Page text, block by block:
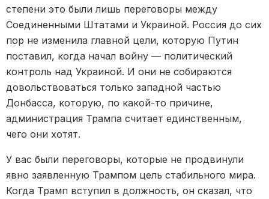
степени это были лишь переговоры между
Соединенными Штатами и Украиной. Россия до сих
пор не изменила главной цели, которую Путин
поставил, когда начал войну — политический
контроль над Украиной. И они не собираются
довольствоваться только западной частью
Донбасса, которую, по какой-то причине,
администрация Трампа считает единственным,
чего они хотят.
У вас были переговоры, которые не продвинули
явно заявленную Трампом цель стабильного мира.
Когда Трамп вступил в должность, он сказал, что